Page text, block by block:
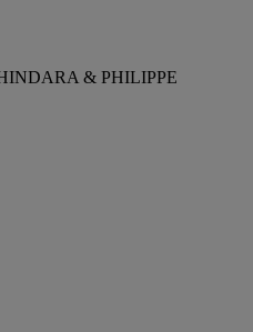
& PHILIPPE